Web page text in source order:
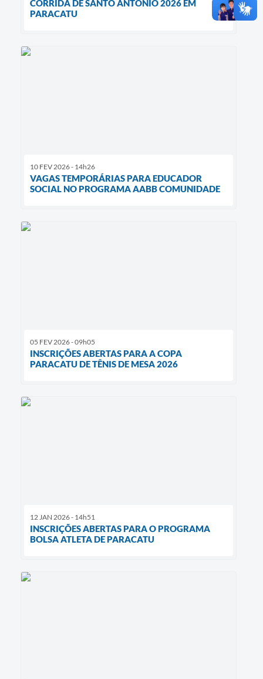
CORRIDA DE SANTO ANTÔNIO 2026 EM
PARACATU
10 FEV 2026 - 14h26
VAGAS TEMPORÁRIAS PARA EDUCADOR
SOCIAL NO PROGRAMA AABB COMUNIDADE
05 FEV 2026 - 09h05
INSCRIÇÕES ABERTAS PARA A COPA
PARACATU DE TÊNIS DE MESA 2026
12 JAN 2026 - 14h51
INSCRIÇÕES ABERTAS PARA O PROGRAMA
BOLSA ATLETA DE PARACATU